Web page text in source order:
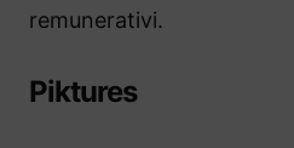
remunerativi.
Piktures